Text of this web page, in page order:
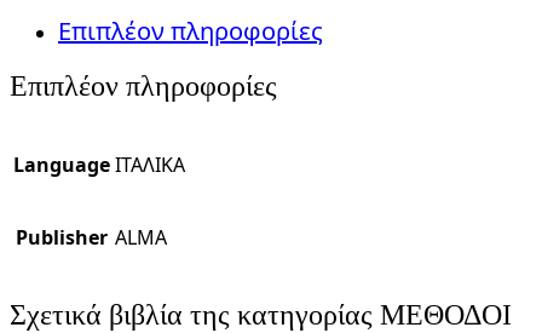
Επιπλέον πληροφορίες
Επιπλέον πληροφορίες
LanguageΙΤΑΛΙΚΑ
Publisher ALMA
Σχετικά βιβλία της κατηγορίας ΜΕΘΟΔΟΙ